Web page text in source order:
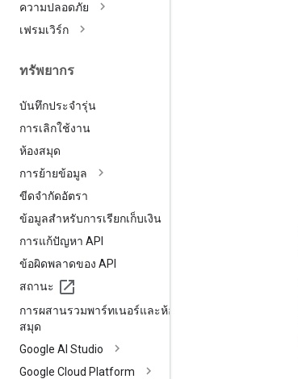
ความปลอดภัย
เฟรมเวิร์ก
ทรัพยากร
บันทึกประจำรุ่น
การเลิกใช้งาน
ห้องสมุด
การย้ายข้อมูล
ขีดจำกัดอัตรา
ข้อมูลสำหรับการเรียกเก็บเงิน
การแก้ปัญหา API
ข้อผิดพลาดของ API
สถานะ
การผสานรวมพาร์ทเนอร์และห้อง
สมุด
Google AI Studio
Google Cloud Platform